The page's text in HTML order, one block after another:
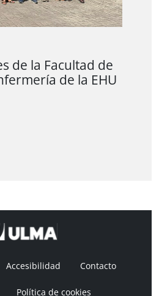
de la Facultad de
de la EHU
Accesibilidad Contacto
Política de cookies